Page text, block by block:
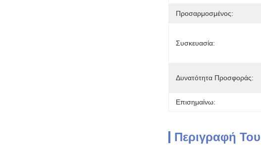
Προσαρμοσμένος:
Συσκευασία:
Δυνατότητα Προσφοράς:
Επισημαίνω:
Περιγραφή